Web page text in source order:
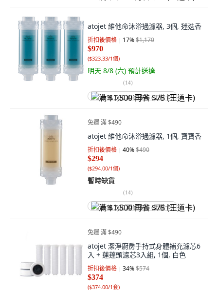
atojet 維他命沐浴過濾器, 3個, 迷迭香
折扣後價格 17%$1,170
$970
($323.33/1個)
明天 8/8 (六) 預計送達
(14)
满 $1,500 再省 $75 (王道卡)
免運 滿 $490
atojet 維他命沐浴過濾器, 1個, 寶寶香
折扣後價格 40%$490
$294
($294.00/1個)
暫時缺貨
(14)
满 $1,500 再省 $75 (王道卡)
免運 滿 $490
atojet 潔淨廚房手持式身體補充濾芯6
入 + 蓮蓬頭濾芯3入組, 1個, 白色
折扣後價格 34%$574
$374
($374.00/1套)